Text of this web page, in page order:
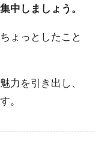
中しましょう。
ょっとしたこと
力を引き出し、
。